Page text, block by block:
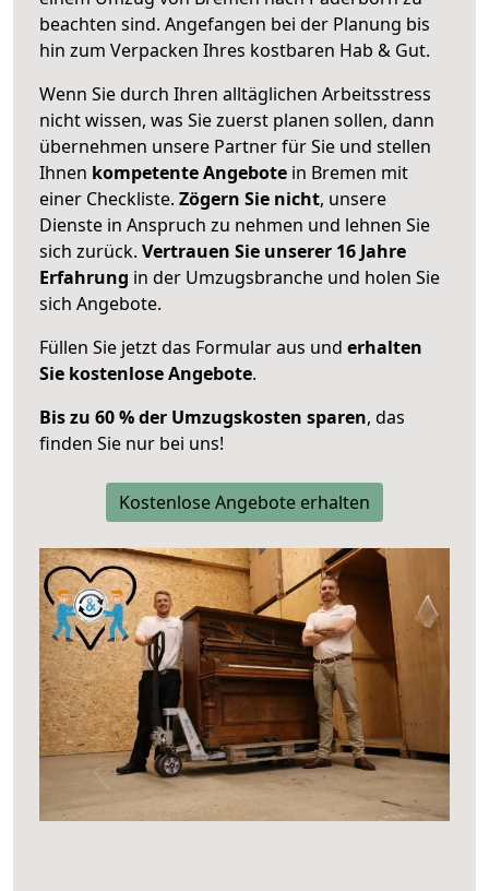
beachten sind. Angefangen bei der Planung bis
hin zum Verpacken Ihres kostbaren Hab & Gut.
Wenn Sie durch Ihren alltäglichen Arbeitsstress
nicht wissen, was Sie zuerst planen sollen, dann
übernehmen unsere Partner für Sie und stellen
Ihnen kompetente Angebote in Bremen mit
einer Checkliste. Zögern Sie nicht, unsere
Dienste in Anspruch zu nehmen und lehnen Sie
sich zurück. Vertrauen Sie unserer 16 Jahre
Erfahrung in der Umzugsbranche und holen Sie
sich Angebote.
Füllen Sie jetzt das Formular aus und erhalten
Sie kostenlose Angebote.
Bis zu 60 % der Umzugskosten sparen, das
finden Sie nur bei uns!
Kostenlose Angebote erhalten